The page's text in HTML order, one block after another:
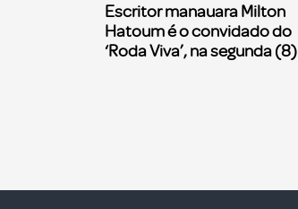
Escritor manauara Milton
Hatoum é o convidado do
‘Roda Viva’, na segunda (8)